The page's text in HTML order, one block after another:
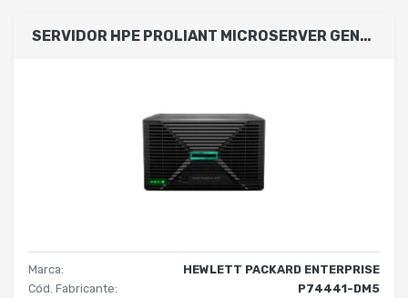
SERVIDOR HPE PROLIANT MICROSERVER GEN11 E-2434 4C 16GB-U 4LFF-NHP 2X1TB HDD 180W EXTERNAL PS LA CMP MOD SVR
Marca:
HEWLETT PACKARD ENTERPRISE
Cód. Fabricante:
P74441-DM5